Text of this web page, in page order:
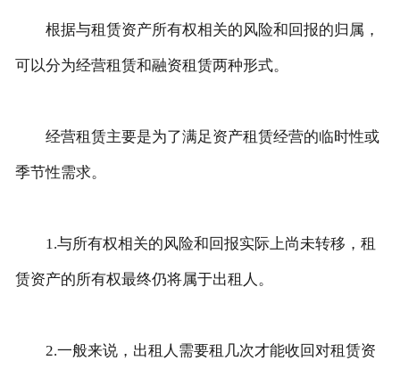
根据与租赁资产所有权相关的风险和回报的归属，
可以分为经营租赁和融资租赁两种形式。
经营租赁主要是为了满足资产租赁经营的临时性或
季节性需求。
1.与所有权相关的风险和回报实际上尚未转移，租
赁资产的所有权最终仍将属于出租人。
2.一般来说，出租人需要租几次才能收回对租赁资